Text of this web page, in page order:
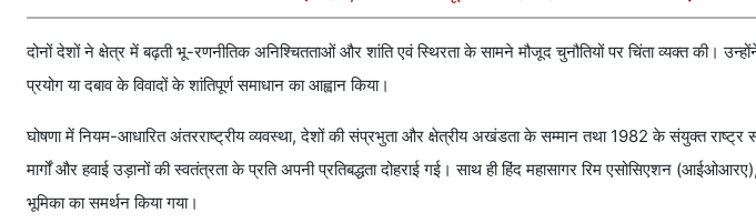
दोनों देशों ने क्षेत्र में बढ़ती भू-रणनीतिक अनिश्चितताओं और शांति एवं स्थिरता के सामने मौजूद चुनौतियों पर चिंता व्यक्त की।
प्रयोग या दबाव के विवादों के शांतिपूर्ण समाधान का आह्वान किया।
घोषणा में नियम-आधारित अंतरराष्ट्रीय व्यवस्था, देशों की संप्रभुता और क्षेत्रीय अखंडता के सम्मान तथा 1982 के संयुक्त
मार्गों और हवाई उड़ानों की स्वतंत्रता के प्रति अपनी प्रतिबद्धता दोहराई गई। साथ ही हिंद महासागर रिम एसोसिएशन
भूमिका का समर्थन किया गया।